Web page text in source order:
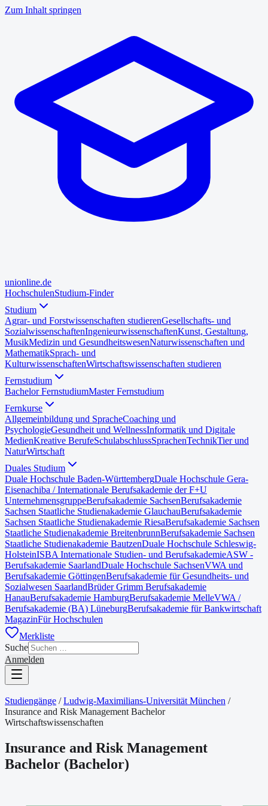
Zum Inhalt springen
unionline.de
HochschulenStudium-Finder
Studium
Agrar- und Forstwissenschaften studierenGesellschafts- und
SozialwissenschaftenIngenieurwissenschaftenKunst, Gestaltung,
MusikMedizin und GesundheitswesenNaturwissenschaften und
MathematikSprach- und
KulturwissenschaftenWirtschaftswissenschaften studieren
Fernstudium
Bachelor FernstudiumMaster Fernstudium
Fernkurse
Allgemeinbildung und SpracheCoaching und
PsychologieGesundheit und WellnessInformatik und Digitale
MedienKreative BerufeSchulabschlussSprachenTechnikTier und
NaturWirtschaft
Duales Studium
Duale Hochschule Baden-WürttembergDuale Hochschule Gera-
Eisenachiba / Internationale Berufsakademie der F+U
UnternehmensgruppeBerufsakademie SachsenBerufsakademie
Sachsen Staatliche Studienakademie GlauchauBerufsakademie
Sachsen Staatliche Studienakademie RiesaBerufsakademie Sachsen
Staatliche Studienakademie BreitenbrunnBerufsakademie Sachsen
Staatliche Studienakademie BautzenDuale Hochschule Schleswig-
HolsteinISBA Internationale Studien- und BerufsakademieASW -
Berufsakademie SaarlandDuale Hochschule SachsenVWA und
Berufsakademie GöttingenBerufsakademie für Gesundheits- und
Sozialwesen SaarlandBrüder Grimm Berufsakademie
HanauBerufsakademie HamburgBerufsakademie MelleVWA /
Berufsakademie (BA) LüneburgBerufsakademie für Bankwirtschaft
MagazinFür Hochschulen
Merkliste
Suche
Anmelden
Studiengänge / Ludwig-Maximilians-Universität München /
Insurance and Risk Management Bachelor
Wirtschaftswissenschaften
Insurance and Risk Management
Bachelor (Bachelor)